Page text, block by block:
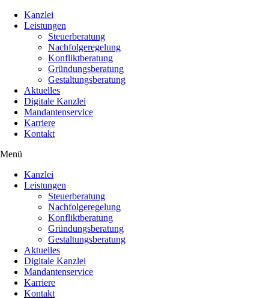
Kanzlei
Leistungen
Steuerberatung
Nachfolgeregelung
Konfliktberatung
Gründungsberatung
Gestaltungsberatung
Aktuelles
Digitale Kanzlei
Mandantenservice
Karriere
Kontakt
Menü
Kanzlei
Leistungen
Steuerberatung
Nachfolgeregelung
Konfliktberatung
Gründungsberatung
Gestaltungsberatung
Aktuelles
Digitale Kanzlei
Mandantenservice
Karriere
Kontakt